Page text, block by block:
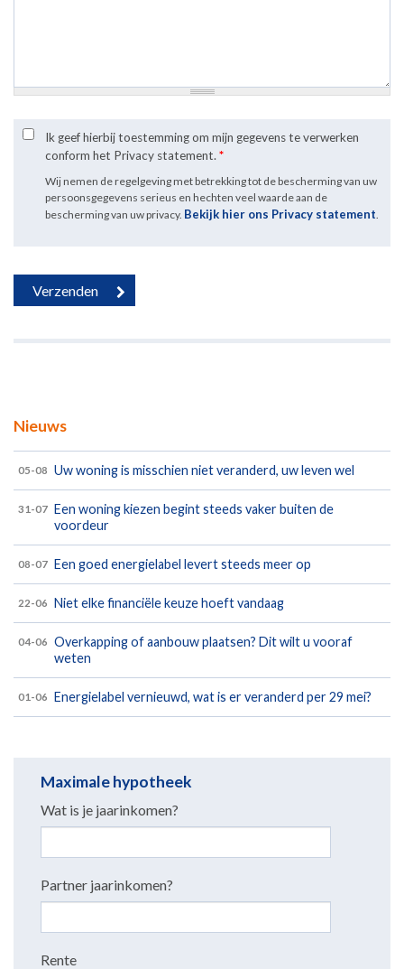
Ik geef hierbij toestemming om mijn gegevens te verwerken
conform het Privacy statement. *
Wij nemen de regelgeving met betrekking tot de bescherming van uw
persoonsgegevens serieus en hechten veel waarde aan de
bescherming van uw privacy. Bekijk hier ons Privacy statement
Nieuws
05-08 Uw woning is misschien niet veranderd, uw leven wel
31-07 Een woning kiezen begint steeds vaker buiten de
voordeur
08-07 Een goed energielabel levert steeds meer op
22-06 Niet elke financiële keuze hoeft vandaag
04-06
Overkapping of aanbouw plaatsen? Dit wilt u vooraf
weten
01-06 Energielabel vernieuwd, wat is er veranderd per 29 mei?
Maximale hypotheek
Wat is je jaarinkomen?
Partner jaarinkomen?
Rente